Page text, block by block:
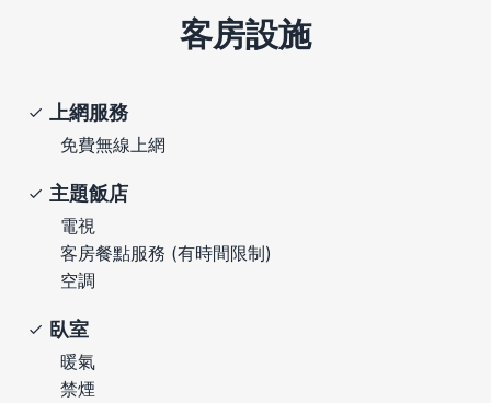
客房設施
上網服務
免費無線上網
主題飯店
電視
客房餐點服務 (有時間限制)
空調
臥室
暖氣
禁煙